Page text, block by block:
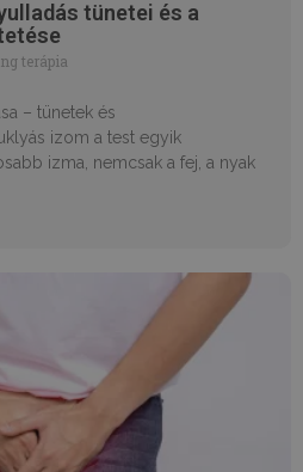
tünetei és a
terápia
– tünetek és
izom a test egyik
izma, nemcsak a fej, a nyak